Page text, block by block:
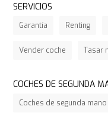
SERVICIOS
Garantía Renting
Vender coche Tasar
COCHES DE SEGUNDA
Coches de segunda